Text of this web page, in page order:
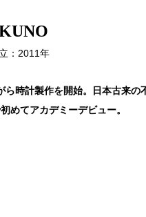
：2011年
時計製作を開始。日本古来の
めてアカデミーデビュー。